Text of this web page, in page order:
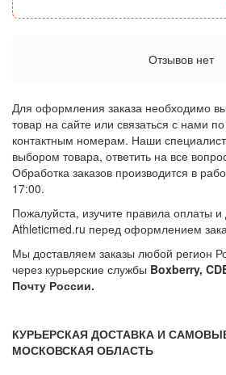
Отзывов нет
Для оформления заказа необходимо
товар на сайте или связаться с нами
контактным номерам. Наши
выбором товара, ответить на все
Обработка заказов производится в
17:00.
Пожалуйста, изучите правила оплаты и
Athleticmed.ru перед оформлением
Мы доставляем заказы любой регион
через курьерские службы Boxberry,
Почту России.
КУРЬЕРСКАЯ ДОСТАВКА И
МОСКОВСКАЯ ОБЛАСТЬ